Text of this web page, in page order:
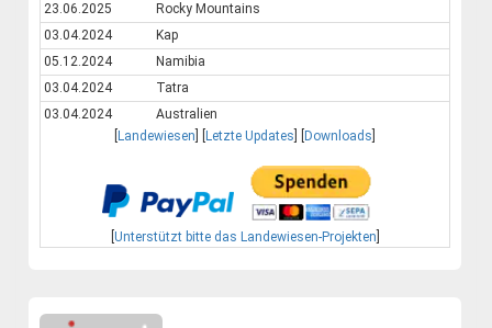
23.06.2025
Rocky Mountains
03.04.2024
Kap
05.12.2024
Namibia
03.04.2024
Tatra
03.04.2024
Australien
Landewiesen Letzte Updates Downloads
Unterstützt bitte das Landewiesen-Projekten